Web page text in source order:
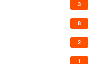
3
8
2
1